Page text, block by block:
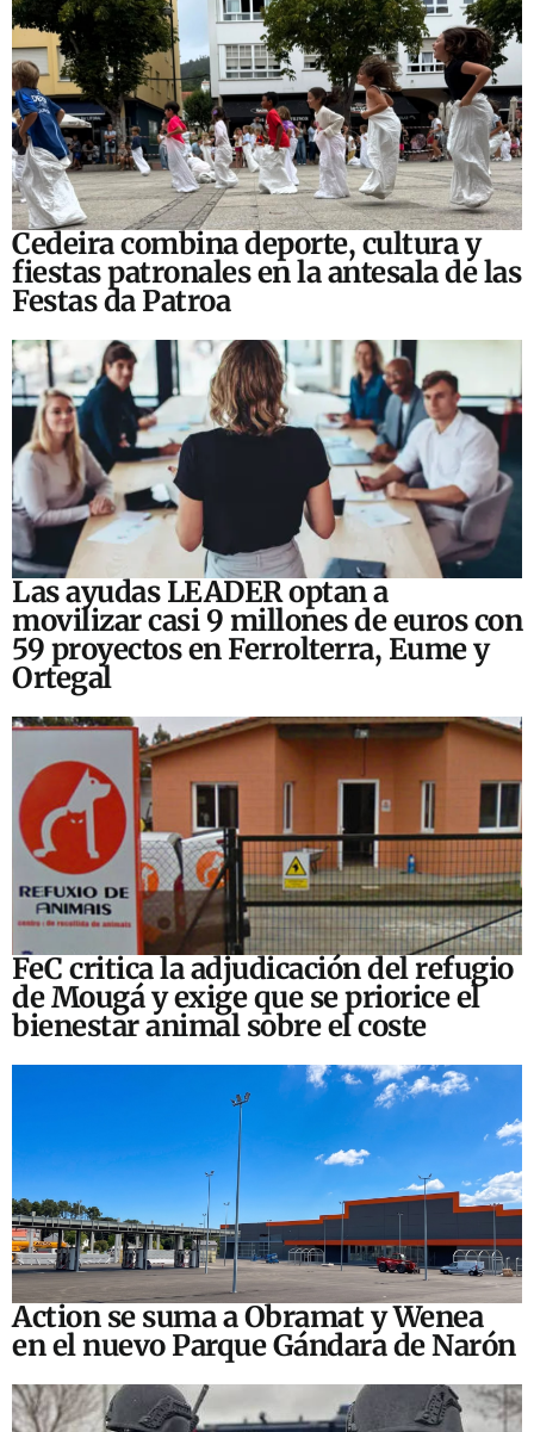
Cedeira combina deporte, cultura y
fiestas patronales en la antesala de las
Festas da Patroa
Las ayudas LEADER optan a
movilizar casi 9 millones de euros con
59 proyectos en Ferrolterra, Eume y
Ortegal
FeC critica la adjudicación del refugio
de Mougá y exige que se priorice el
bienestar animal sobre el coste
Action se suma a Obramat y Wenea
en el nuevo Parque Gándara de Narón